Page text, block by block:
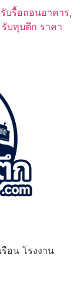
รับรื้อถอนอาคาร,
รับทุบตึก ราคา
อน โรงงาน